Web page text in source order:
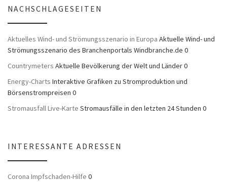
NACHSCHLAGESEITEN
Aktuelles Wind- und Strömungsszenario in Europa Aktuelle Wind- und
Strömungsszenario des Branchenportals Windbranche.de 0
Countrymeters Aktuelle Bevölkerung der Welt und Länder 0
Energy-Charts Interaktive Grafiken zu Stromproduktion und
Börsenstrompreisen 0
Stromausfall Live-Karte Stromausfälle in den letzten 24 Stunden 0
INTERESSANTE ADRESSEN
Corona Impfschaden-Hilfe 0